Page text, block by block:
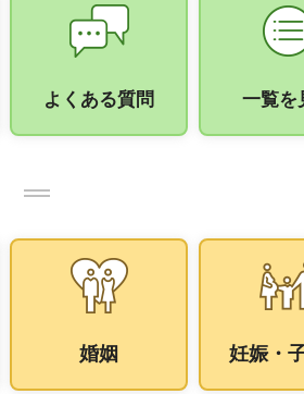
よくある質問 一覧を
婚姻 妊娠・